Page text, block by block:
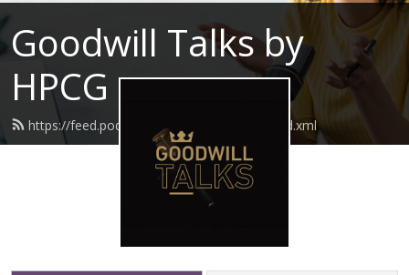
Goodwill Talks by
HPCG
https://feed.podbean.com/goodwilltalks/feed.xml